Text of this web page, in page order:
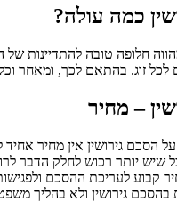
כמה עולה?
חלופה טובה להתדיינות
לכל זוג. בהתאם לכך, ומאחר
– מחיר
הסכם גירושין אין מחיר
שיש יותר רכוש לחלק הדבר
קבוע לעריכת ההסכם
גירושין ולא בהליך